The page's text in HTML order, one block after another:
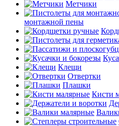
Метчики
монтажной пены
Клещи
Отвертки
Плашки
Кисти